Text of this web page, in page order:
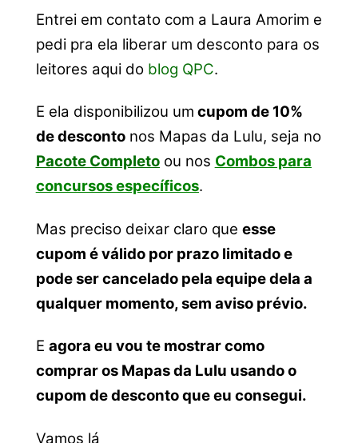
Entrei em contato com a Laura Amorim e
pedi pra ela liberar um desconto para os
leitores aqui do blog QPC.
E ela disponibilizou um cupom de 10%
de descontonos Mapas da Lulu, seja no
Pacote Completoou nos Combos para
concursos específicos.
Mas preciso deixar claro que esse
cupom é válido por prazo limitado e
pode ser cancelado pela equipe dela a
qualquer momento, sem aviso prévio.
E agora eu vou te mostrar como
comprar os Mapas da Lulu usando o
cupom de desconto que eu consegui.
Vamos lá